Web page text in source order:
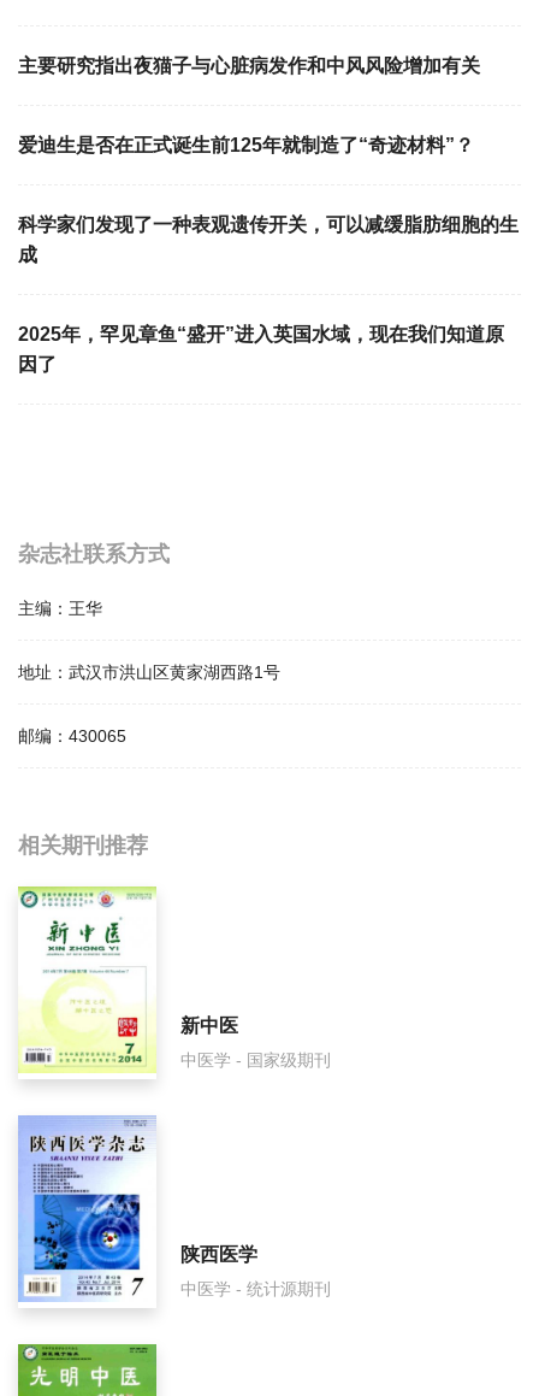
主要研究指出夜猫子与心脏病发作和中风风险增加有关
爱迪生是否在正式诞生前125年就制造了“奇迹材料”？
科学家们发现了一种表观遗传开关，可以减缓脂肪细胞的生
成
2025年，罕见章鱼“盛开”进入英国水域，现在我们知道原
因了
杂志社联系方式
主编： 王华
地址： 武汉市洪山区黄家湖西路1号
邮编： 430065
相关提问
湖北中医药大学学报影响因子是多少？
湖北中医药大学学报怎么样？
湖北中医药大学学报面费如何收取？
湖北中医药大学学报是什么级别刊物？
湖北中医药大学学报审稿要多久？
湖北中医药大学学报是国家级期刊吗？
相关期刊推荐
新中医
中医学 - 国家级期刊
陕西医学
中医学 - 统计源期刊